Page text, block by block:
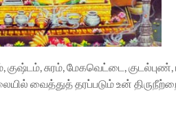
சுரம், மேகவெட்டை, குடல்புண்,
வைத்துத் தரப்படும் உன்